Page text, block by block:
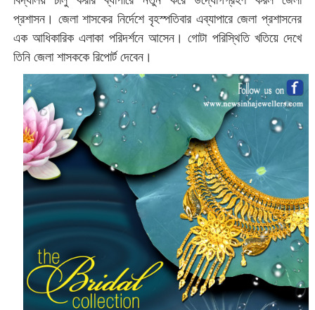
প্রশাসন। জেলা শাসকের নির্দেশে বৃহস্পতিবার এব্যাপারে জেলা প্রশাসনের
এক আধিকারিক এলাকা পরিদর্শনে আসেন। গোটা পরিস্থিতি খতিয়ে দেখে
তিনি জেলা শাসককে রিপোর্ট দেবেন।